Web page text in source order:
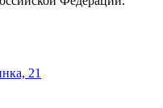
21